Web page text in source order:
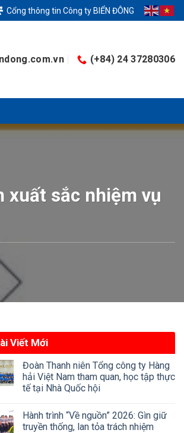
Cổng thông tin Công ty BIỂN ĐÔNG
(+84) 24 37280306
xuất sắc nhiệm vụ
Viết Mới
Đoàn Thanh niên Tổng công ty Hàng
hải Việt Nam tham quan, học tập thực
tế tại Nhà Quốc hội
Hành trình “Về nguồn” 2026: Gìn giữ
truyền thống, lan tỏa trách nhiệm